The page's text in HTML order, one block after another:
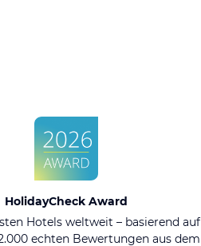
HolidayCheck Award
Hotels weltweit – basierend auf
echten Bewertungen aus dem